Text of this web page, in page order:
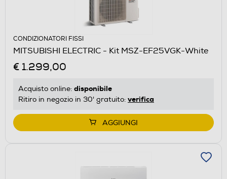
CONDIZIONATORI FISSI
MITSUBISHI ELECTRIC - Kit MSZ-EF25VGK-White
€ 1.299,00
Acquisto online: disponibile
Ritiro in negozio in 30' gratuito: verifica
AGGIUNGI